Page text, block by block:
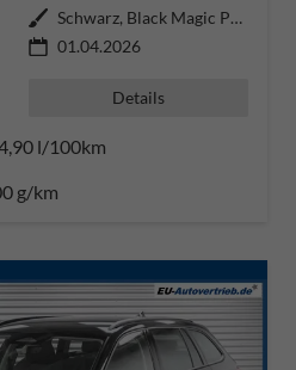
Außenfarbe
Schwarz, Black Magic Perleffekt
01.04.2026
Details
l/100km
g/km